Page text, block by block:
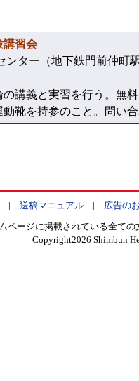
習会
ター（地下鉄門前仲町
講義と実習を行う。無
靴を持参のこと。問い
送稿マニュアル| 広告の
ページに掲載されている全て
Copyright2026 Shimbun